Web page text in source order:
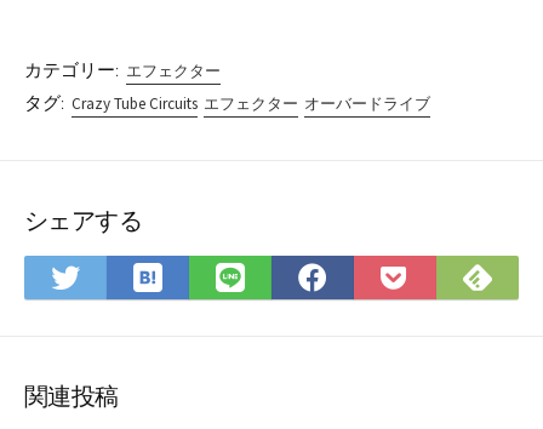
カテゴリー: エフェクター
タグ: Crazy Tube Circuits エフェクター オーバードライブ
シェアする
Twitter
で
ア
は
て
LINE
で
Facebook
で
Pocket
に
で
関連投稿